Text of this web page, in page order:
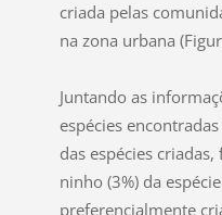
criada pelas
na zona urbana
Juntando as
espécies
das espécies
ninho (3%) da
preferencialmente